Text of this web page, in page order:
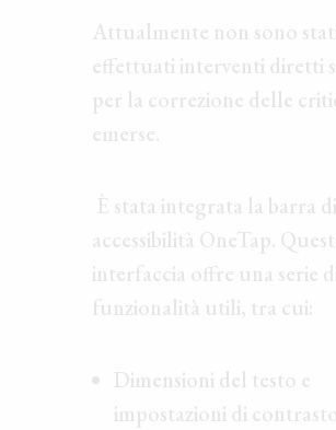
Attualmente non sono
effettuati interventi diretti
per la correzione delle
emerse.
È stata integrata la barra di
accessibilità OneTap.
interfaccia offre una serie
funzionalità utili, tra cui:
Dimensioni del testo e
impostazioni di contrasto